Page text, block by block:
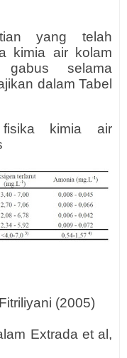
yang telah
kimia air kolam
selama
dalam Tabel
kimia air
(2005)
Extrada et al,